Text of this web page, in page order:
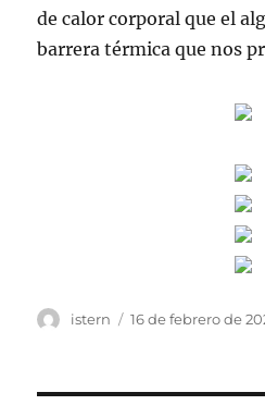
de calor corporal que el
barrera térmica que nos
Autor
istern
Publicado
16 de febrero de